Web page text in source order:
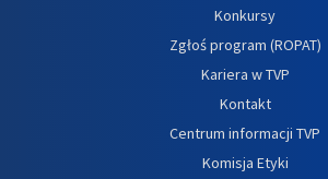
Konkursy
Zgłoś program (ROPAT)
Kariera w TVP
Kontakt
Centrum informacji TVP
Komisja Etyki